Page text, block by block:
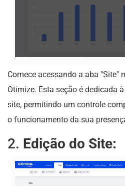
Comece acessando a aba "Site"
Otimize. Esta seção é dedicada
site, permitindo um controle
o funcionamento da sua
2. Edição do Site: